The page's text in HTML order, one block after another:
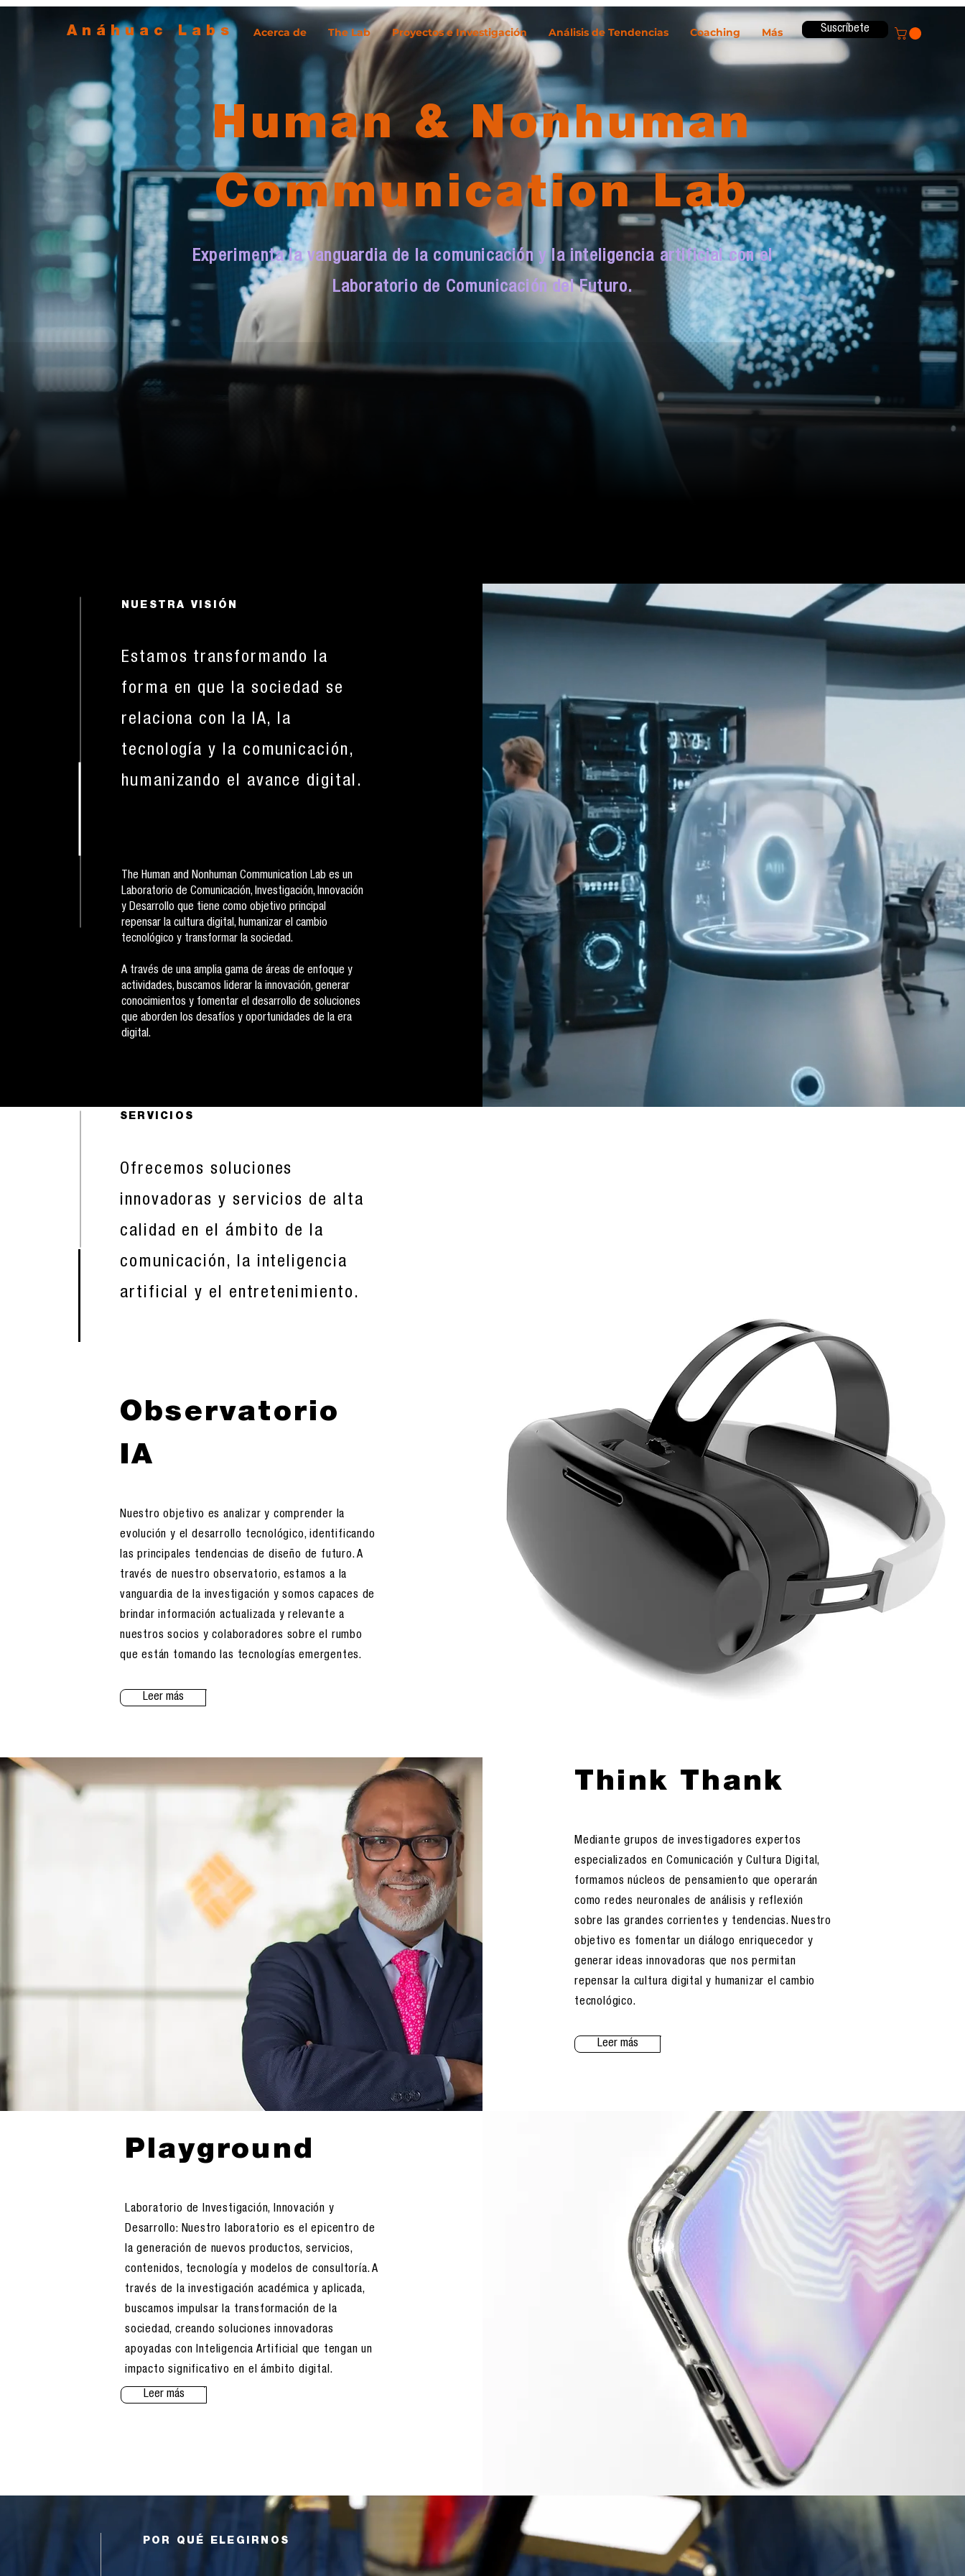
Anáhuac Labs Acerca de The Lab Proyectos e Investigación Análisis de Tendencias Coaching Más Suscríbete
Human & Nonhuman
Communication Lab
Experimenta la vanguardia de la comunicación y la inteligencia artificial con el
Laboratorio de Comunicación del Futuro.
NUESTRA VISIÓN
Estamos transformando la
forma en que la sociedad se
relaciona con la IA, la
tecnología y la comunicación,
humanizando el avance digital.
The Human and Nonhuman Communication Lab es un
Laboratorio de Comunicación, Investigación, Innovación
y Desarrollo que tiene como objetivo principal
repensar la cultura digital, humanizar el cambio
tecnológico y transformar la sociedad.
A través de una amplia gama de áreas de enfoque y
actividades, buscamos liderar la innovación, generar
conocimientos y fomentar el desarrollo de soluciones
que aborden los desafíos y oportunidades de la era
digital.
SERVICIOS
Ofrecemos soluciones
innovadoras y servicios de alta
calidad en el ámbito de la
comunicación, la inteligencia
artificial y el entretenimiento.
Observatorio
IA
Nuestro objetivo es analizar y comprender la
evolución y el desarrollo tecnológico, identificando
las principales tendencias de diseño de futuro. A
través de nuestro observatorio, estamos a la
vanguardia de la investigación y somos capaces de
brindar información actualizada y relevante a
nuestros socios y colaboradores sobre el rumbo
que están tomando las tecnologías emergentes.
Leer más
Think Thank
Mediante grupos de investigadores expertos
especializados en Comunicación y Cultura Digital,
formamos núcleos de pensamiento que operarán
como redes neuronales de análisis y reflexión
sobre las grandes corrientes y tendencias. Nuestro
objetivo es fomentar un diálogo enriquecedor y
generar ideas innovadoras que nos permitan
repensar la cultura digital y humanizar el cambio
tecnológico.
Leer más
Playground
Laboratorio de Investigación, Innovación y
Desarrollo: Nuestro laboratorio es el epicentro de
la generación de nuevos productos, servicios,
contenidos, tecnología y modelos de consultoría. A
través de la investigación académica y aplicada,
buscamos impulsar la transformación de la
sociedad, creando soluciones innovadoras
apoyadas con Inteligencia Artificial que tengan un
impacto significativo en el ámbito digital.
Leer más
POR QUÉ ELEGIRNOS